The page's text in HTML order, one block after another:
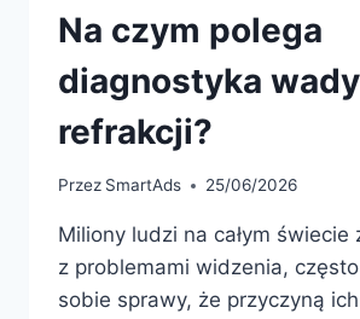
Na czym polega
diagnostyka wady
refrakcji?
Przez SmartAds 25/06/2026
Miliony ludzi na całym świecie
z problemami widzenia,
sobie sprawy, że przyczyną ich